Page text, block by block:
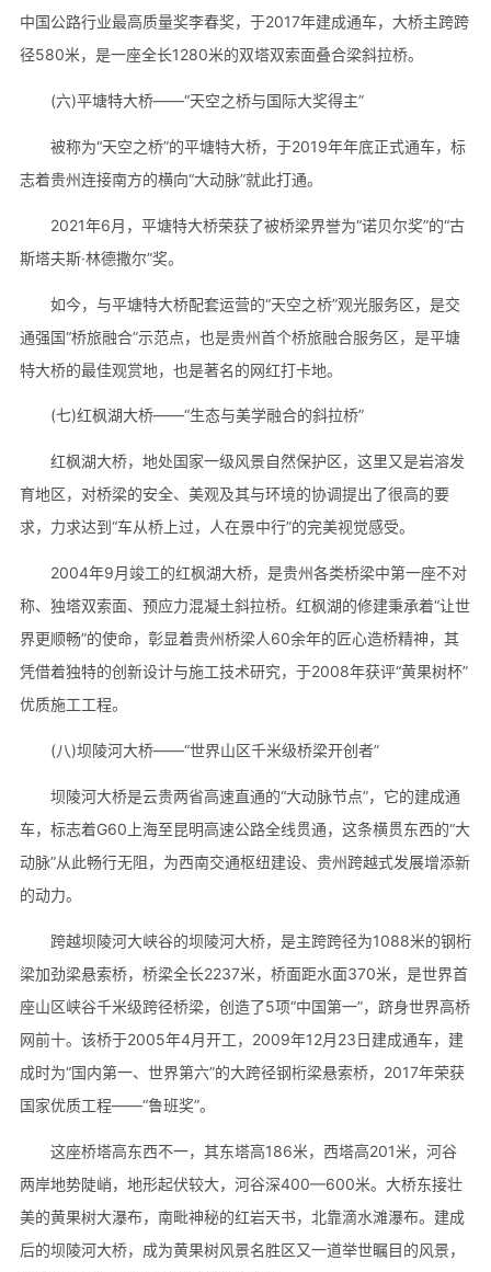
中国公路行业最高质量奖李春奖，于2017年建成通车，大桥主跨跨
径580米，是一座全长1280米的双塔双索面叠合梁斜拉桥。
(六)平塘特大桥——“天空之桥与国际大奖得主”
被称为“天空之桥”的平塘特大桥，于2019年年底正式通车，标
志着贵州连接南方的横向“大动脉”就此打通。
2021年6月，平塘特大桥荣获了被桥梁界誉为“诺贝尔奖”的“古
斯塔夫斯·林德撒尔”奖。
如今，与平塘特大桥配套运营的“天空之桥”观光服务区，是交
通强国“桥旅融合”示范点，也是贵州首个桥旅融合服务区，是平塘
特大桥的最佳观赏地，也是著名的网红打卡地。
(七)红枫湖大桥——“生态与美学融合的斜拉桥”
红枫湖大桥，地处国家一级风景自然保护区，这里又是岩溶发
育地区，对桥梁的安全、美观及其与环境的协调提出了很高的要
求，力求达到“车从桥上过，人在景中行”的完美视觉感受。
2004年9月竣工的红枫湖大桥，是贵州各类桥梁中第一座不对
称、独塔双索面、预应力混凝土斜拉桥。红枫湖的修建秉承着“让世
界更顺畅”的使命，彰显着贵州桥梁人60余年的匠心造桥精神，其
凭借着独特的创新设计与施工技术研究，于2008年获评“黄果树杯”
优质施工工程。
(八)坝陵河大桥——“世界山区千米级桥梁开创者”
坝陵河大桥是云贵两省高速直通的“大动脉节点”，它的建成通
车，标志着G60上海至昆明高速公路全线贯通，这条横贯东西的“大
动脉”从此畅行无阻，为西南交通枢纽建设、贵州跨越式发展增添新
的动力。
跨越坝陵河大峡谷的坝陵河大桥，是主跨跨径为1088米的钢桁
梁加劲梁悬索桥，桥梁全长2237米，桥面距水面370米，是世界首
座山区峡谷千米级跨径桥梁，创造了5项“中国第一”，跻身世界高桥
网前十。该桥于2005年4月开工，2009年12月23日建成通车，建
成时为“国内第一、世界第六”的大跨径钢桁梁悬索桥，2017年荣获
国家优质工程——“鲁班奖”。
这座桥塔高东西不一，其东塔高186米，西塔高201米，河谷
两岸地势陡峭，地形起伏较大，河谷深400—600米。大桥东接壮
美的黄果树大瀑布，南毗神秘的红岩天书，北靠滴水滩瀑布。建成
后的坝陵河大桥，成为黄果树风景名胜区又一道举世瞩目的风景，